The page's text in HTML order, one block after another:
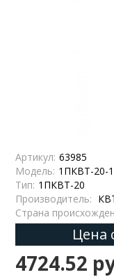
Артикул: 63985
Модель: 1ПКВТ-20-
Тип: 1ПКВТ-20
Производитель:
Страна
Цена
4724.52